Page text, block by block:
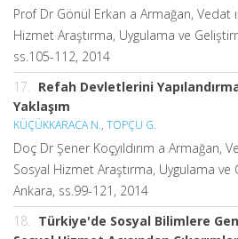
Prof Dr Gönül Erkan a Armağan, Vedat
Hizmet Araştırma, Uygulama ve
ss.105-112, 2014
17. Refah Devletlerini
Yaklaşım
KÜÇÜKKARACA N., TOPÇU G.
Doç Dr Şener Koçyıldırım a Armağan,
Sosyal Hizmet Araştırma, Uygulama ve
Ankara, ss.99-121, 2014
18. Türkiye'de Sosyal Bilimlere